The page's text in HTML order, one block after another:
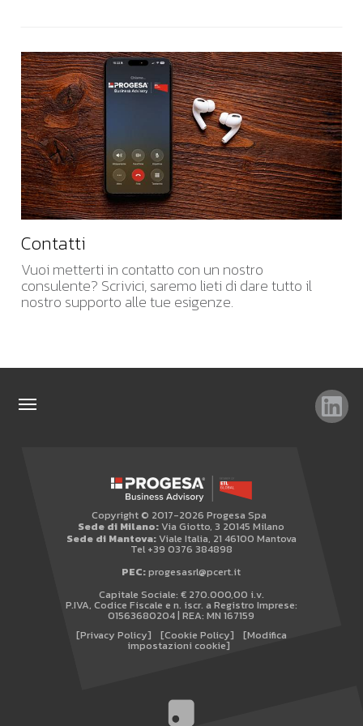
Contatti
Vuoi metterti in contatto con un nostro
consulente? Scrivici, saremo lieti di dare tutto il
nostro supporto alle tue esigenze.
AREA RISERVATA
WHISTLEBLOWING
Copyright © 2017-2026 Progesa Spa
Sede di Milano:Via Giotto, 3 20145 Milano
Sede di Mantova:Viale Italia, 21 46100 Mantova
Tel +39 0376 384898
PEC:progesasrl@pcert.it
Capitale Sociale: € 270.000,00 i.v.
P.IVA, Codice Fiscale e n. iscr. a Registro Imprese:
01563680204 | REA: MN 167159
[Privacy Policy]
[Cookie Policy] [Modifica
impostazioni cookie]